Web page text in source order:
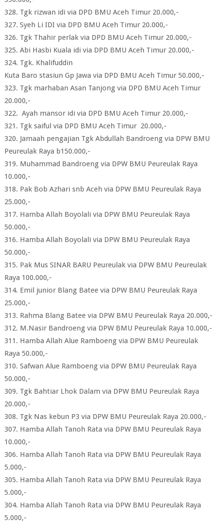
328. Tgk rizwan idi via DPD BMU Aceh Timur 20.000,-
327. Syeh Li IDI via DPD BMU Aceh Timur 20.000,-
326. Tgk Thahir perlak via DPD BMU Aceh Timur 20.000,-
325. Abi Hasbi Kuala idi via DPD BMU Aceh Timur 20.000,-
324. Tgk. Khalifuddin
Kuta Baro stasiun Gp Jawa via DPD BMU Aceh Timur 50.000,-
323. Tgk marhaban Asan Tanjong via DPD BMU Aceh Timur
20.000,-
322. Ayah mansor idi via DPD BMU Aceh Timur 20.000,-
321. Tgk saiful via DPD BMU Aceh Timur 20.000,-
320. Jamaah pengajian Tgk Abdullah Bandroeng via DPW BMU
Peureulak Raya b150.000,-
319. Muhammad Bandroeng via DPW BMU Peureulak Raya
10.000,-
318. Pak Bob Azhari snb Aceh via DPW BMU Peureulak Raya
25.000,-
317. Hamba Allah Boyolali via DPW BMU Peureulak Raya
50.000,-
316. Hamba Allah Boyolali via DPW BMU Peureulak Raya
50.000,-
315. Pak Mus SINAR BARU Peureulak via DPW BMU Peureulak
Raya 100.000,-
314. Emil junior Blang Batee via DPW BMU Peureulak Raya
25.000,-
313. Rahma Blang Batee via DPW BMU Peureulak Raya 20.000,-
312. M.Nasir Bandroeng via DPW BMU Peureulak Raya 10.000,-
311. Hamba Allah Alue Ramboeng via DPW BMU Peureulak
Raya 50.000,-
310. Safwan Alue Ramboeng via DPW BMU Peureulak Raya
50.000,-
309. Tgk Bahtiar Lhok Dalam via DPW BMU Peureulak Raya
20.000,-
308. Tgk Nas kebun P3 via DPW BMU Peureulak Raya 20.000,-
307. Hamba Allah Tanoh Rata via DPW BMU Peureulak Raya
10.000,-
306. Hamba Allah Tanoh Rata via DPW BMU Peureulak Raya
5.000,-
305. Hamba Allah Tanoh Rata via DPW BMU Peureulak Raya
5.000,-
304. Hamba Allah Tanoh Rata via DPW BMU Peureulak Raya
5.000,-